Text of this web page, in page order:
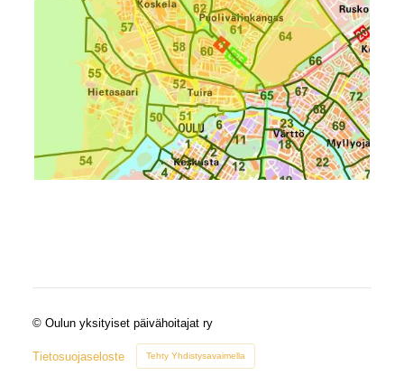
© Oulun yksityiset päivähoitajat ry
Tietosuojaseloste Tehty Yhdistysavaimella